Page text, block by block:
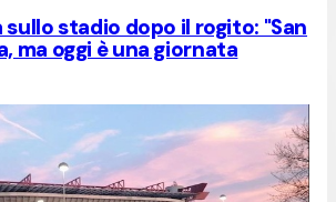
stadio dopo il rogito: "San
ma oggi è una giornata